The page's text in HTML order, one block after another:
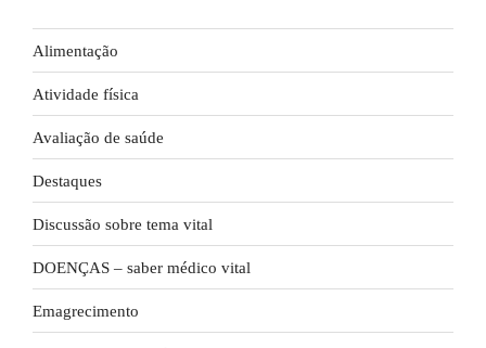
Alimentação
Atividade física
Avaliação de saúde
Destaques
Discussão sobre tema vital
DOENÇAS – saber médico vital
Emagrecimento